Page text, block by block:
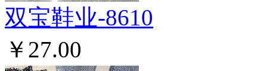
双宝鞋业-8610
￥27.00